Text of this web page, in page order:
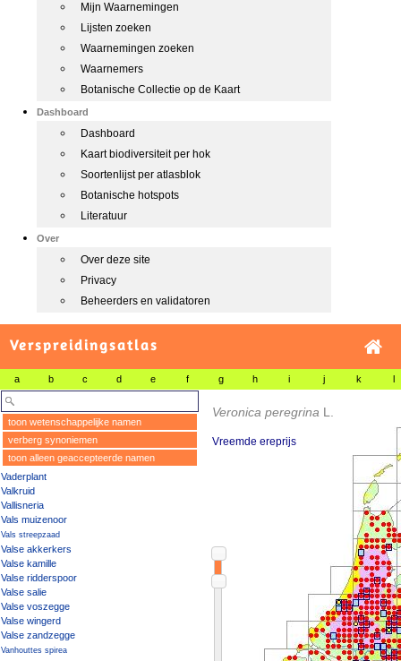
Mijn Waarnemingen
Lijsten zoeken
Waarnemingen zoeken
Waarnemers
Botanische Collectie op de Kaart
Dashboard
Dashboard
Kaart biodiversiteit per hok
Soortenlijst per atlasblok
Botanische hotspots
Literatuur
Over
Over deze site
Privacy
Beheerders en validatoren
Verspreidingsatlas
a b c d e f g h i j k l
toon wetenschappelijke namen
verberg synoniemen
toon alleen geaccepteerde namen
Vaderplant
Valkruid
Vallisneria
Vals muizenoor
Vals streepzaad
Valse akkerkers
Valse kamille
Valse ridderspoor
Valse salie
Valse voszegge
Valse wingerd
Valse zandzegge
Vanhouttes spirea
Veronica peregrina L.
Vreemde ereprijs